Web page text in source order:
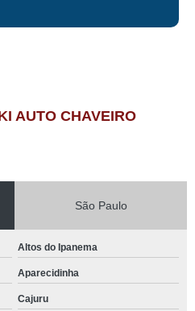
AUTO CHAVEIRO
São Paulo
Altos do Ipanema
Aparecidinha
Cajuru